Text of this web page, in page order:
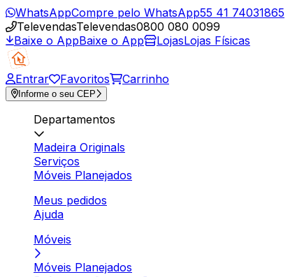
WhatsAppCompre pelo WhatsApp55 41 74031865
TelevendasTelevendas0800 080 0099
Baixe o AppBaixe o App LojasLojas Físicas
Entrar Favoritos Carrinho
Informe o seu CEP
Departamentos
Madeira Originals
Serviços
Móveis Planejados
Meus pedidos
Ajuda
Móveis
Móveis Planejados